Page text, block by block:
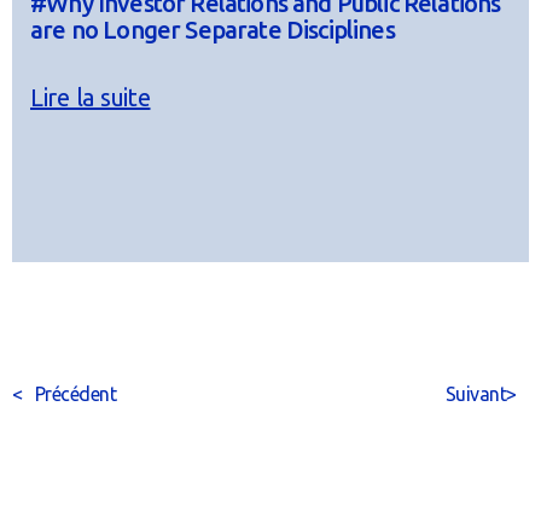
are no Longer Separate Disciplines
Lire la suite
< Précédent >
Suivant